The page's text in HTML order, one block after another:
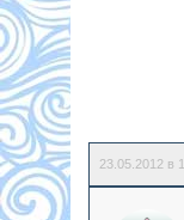
23.05.2012 в